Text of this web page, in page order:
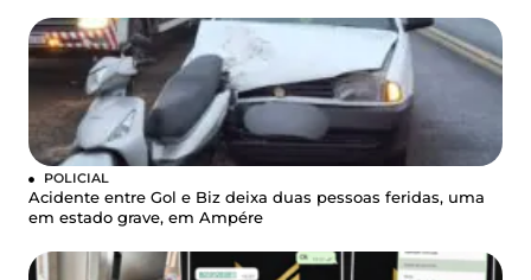
POLICIAL
Acidente entre Gol e Biz deixa duas pessoas feridas, uma
em estado grave, em Ampére